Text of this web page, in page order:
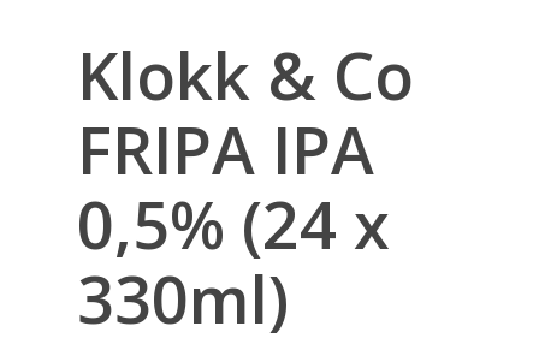
Klokk & Co
FRIPA IPA
0,5% (24 x
330ml)